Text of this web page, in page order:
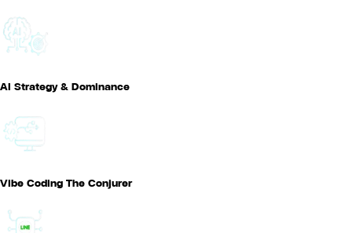
AI Strategy & Dominance
Vibe Coding The Conjurer